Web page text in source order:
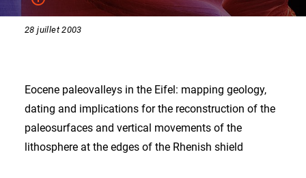
28 juillet 2003
Eocene paleovalleys in the Eifel: mapping geology,
dating and implications for the reconstruction of the
paleosurfaces and vertical movements of the
lithosphere at the edges of the Rhenish shield